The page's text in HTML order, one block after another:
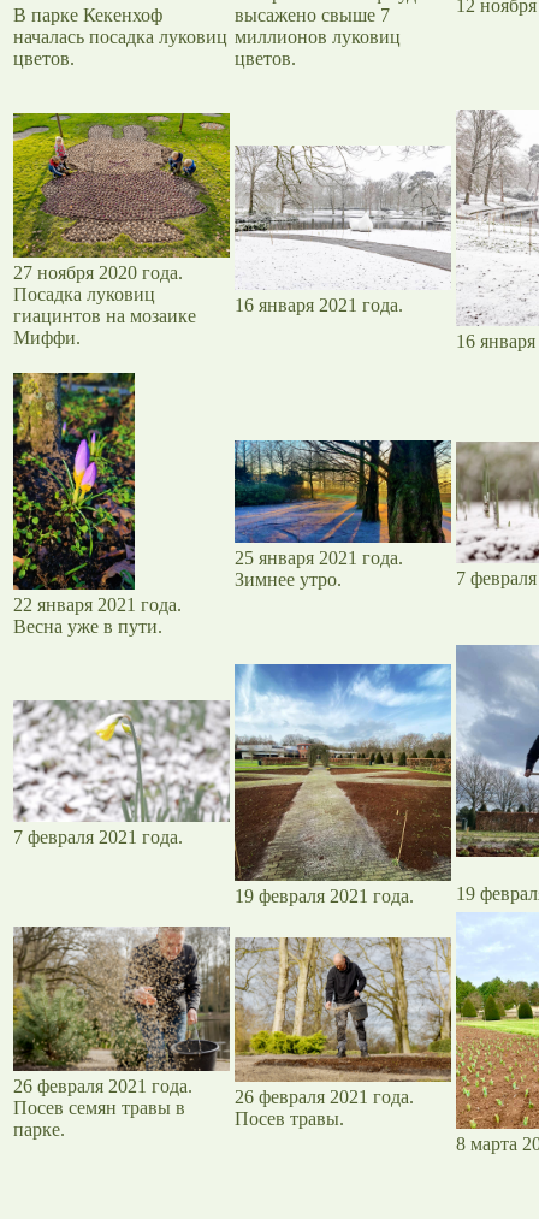
В парке Кекенхоф
началась посадка луковиц
цветов.
высажено свыше 7
миллионов луковиц
цветов.
12
27 ноября 2020 года.
Посадка луковиц
гиацинтов на мозаике
Миффи.
16 января 2021 года.
16
22 января 2021 года.
Весна уже в пути.
25 января 2021 года.
Зимнее утро.
7
7 февраля 2021 года.
19 февраля 2021 года. 19
26 февраля 2021 года.
Посев семян травы в
парке.
26 февраля 2021 года.
Посев травы.
8 марта